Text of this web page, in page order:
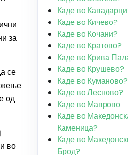
за
се
од
во
Каде во
Каде во Кичево?
Каде во Кочани?
Каде во Кратово?
Каде во Крива
Каде во Крушево?
Каде во Куманово?
Каде во Лесново?
Каде во Маврово
Каде во
Каменица?
Каде во
Брод?